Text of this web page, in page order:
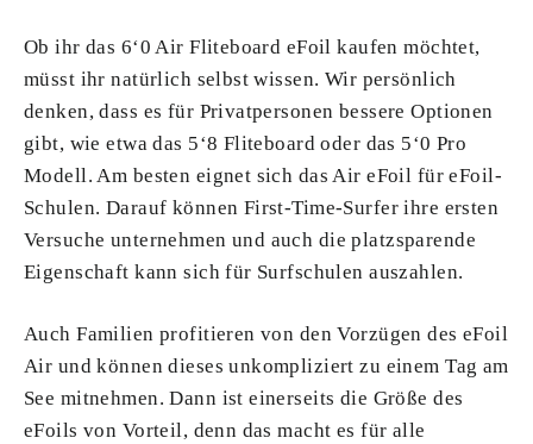
Ob ihr das 6‘0 Air Fliteboard eFoil kaufen möchtet,
müsst ihr natürlich selbst wissen. Wir persönlich
denken, dass es für Privatpersonen bessere Optionen
gibt, wie etwa das 5‘8 Fliteboard oder das 5‘0 Pro
Modell. Am besten eignet sich das Air eFoil für eFoil-
Schulen. Darauf können First-Time-Surfer ihre ersten
Versuche unternehmen und auch die platzsparende
Eigenschaft kann sich für Surfschulen auszahlen.
Auch Familien profitieren von den Vorzügen des eFoil
Air und können dieses unkompliziert zu einem Tag am
See mitnehmen. Dann ist einerseits die Größe des
eFoils von Vorteil, denn das macht es für alle